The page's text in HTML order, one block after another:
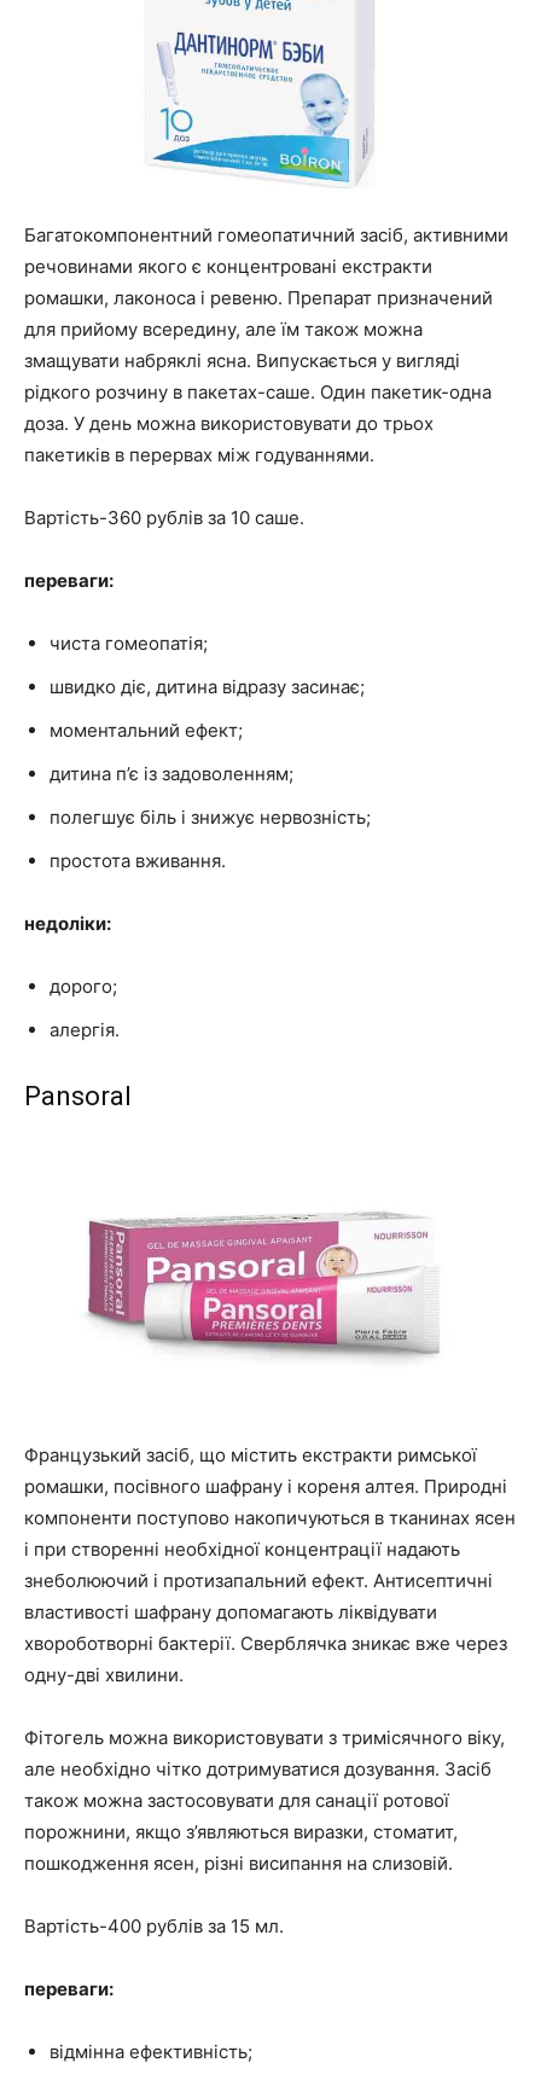
Багатокомпонентний гомеопатичний засіб, активними
речовинами якого є концентровані екстракти
ромашки, лаконоса і ревеню. Препарат призначений
для прийому всередину, але їм також можна
змащувати набряклі ясна. Випускається у вигляді
рідкого розчину в пакетах-саше. Один пакетик-одна
доза. У день можна використовувати до трьох
пакетиків в перервах між годуваннями.
Вартість-360 рублів за 10 саше.
переваги:
чиста гомеопатія;
швидко діє, дитина відразу засинає;
моментальний ефект;
дитина п’є із задоволенням;
полегшує біль і знижує нервозність;
простота вживання.
недоліки:
дорого;
алергія.
Pansoral
Французький засіб, що містить екстракти римської
ромашки, посівного шафрану і кореня алтея. Природні
компоненти поступово накопичуються в тканинах ясен
і при створенні необхідної концентрації надають
знеболюючий і протизапальний ефект. Антисептичні
властивості шафрану допомагають ліквідувати
хвороботворні бактерії. Сверблячка зникає вже через
одну-дві хвилини.
Фітогель можна використовувати з тримісячного віку,
але необхідно чітко дотримуватися дозування. Засіб
також можна застосовувати для санації ротової
порожнини, якщо з’являються виразки, стоматит,
пошкодження ясен, різні висипання на слизовій.
Вартість-400 рублів за 15 мл.
переваги:
відмінна ефективність;